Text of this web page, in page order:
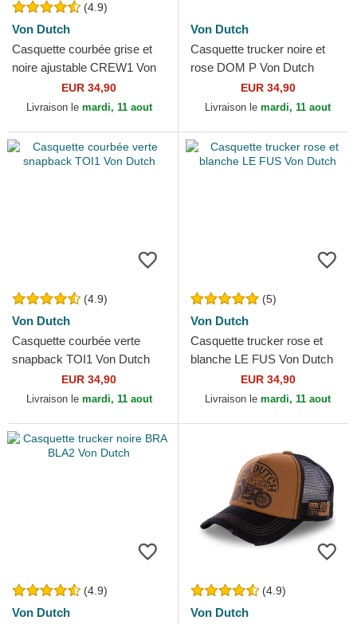
(4.9)
Von Dutch
Casquette courbée grise et
noire ajustable CREW1 Von
EUR 34,90
Livraison le mardi, 11 aout
Von Dutch
Casquette trucker noire et
rose DOM P Von Dutch
EUR 34,90
Livraison le mardi, 11 aout
(4.9)
Von Dutch
Casquette courbée verte
snapback TOI1 Von Dutch
EUR 34,90
Livraison le mardi, 11 aout
(5)
Von Dutch
Casquette trucker rose et
blanche LE FUS Von Dutch
EUR 34,90
Livraison le mardi, 11 aout
(4.9)
Von Dutch
(4.9)
Von Dutch